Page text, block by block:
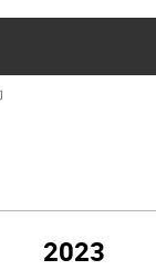
2023